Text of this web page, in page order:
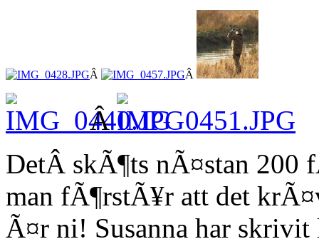
Â Â
Â
DetÂ skÃ¶ts nÃ¤stan 200
man fÃ¶rstÃ¥r att det
Ã¤r ni! Susanna har